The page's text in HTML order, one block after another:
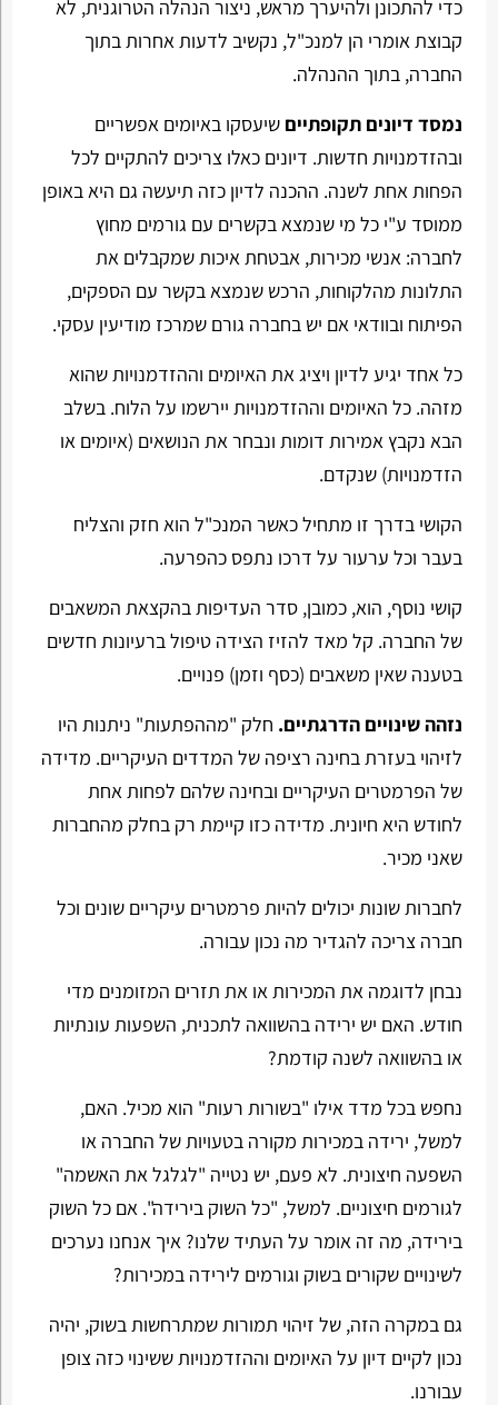
כדי להתכונן ולהיערך מראש, ניצור הנהלה הטרוגנית, לא
קבוצת אומרי הן למנכ"ל, נקשיב לדעות אחרות בתוך
החברה, בתוך ההנהלה.
נמסד דיונים תקופתיים שיעסקו באיומים אפשריים
ובהזדמנויות חדשות. דיונים כאלו צריכים להתקיים לכל
הפחות אחת לשנה. ההכנה לדיון כזה תיעשה גם היא באופן
ממוסד ע"י כל מי שנמצא בקשרים עם גורמים מחוץ
לחברה: אנשי מכירות, אבטחת איכות שמקבלים את
התלונות מהלקוחות, הרכש שנמצא בקשר עם הספקים,
הפיתוח ובוודאי אם יש בחברה גורם שמרכז מודיעין עסקי.
כל אחד יגיע לדיון ויציג את האיומים וההזדמנויות שהוא
מזהה. כל האיומים וההזדמנויות יירשמו על הלוח. בשלב
הבא נקבץ אמירות דומות ונבחר את הנושאים (איומים או
הזדמנויות) שנקדם.
הקושי בדרך זו מתחיל כאשר המנכ"ל הוא חזק והצליח
בעבר וכל ערעור על דרכו נתפס כהפרעה.
קושי נוסף, הוא, כמובן, סדר העדיפות בהקצאת המשאבים
של החברה. קל מאד להזיז הצידה טיפול ברעיונות חדשים
בטענה שאין משאבים (כסף וזמן) פנויים.
נזהה שינויים הדרגתיים. חלק "מההפתעות" ניתנות היו
לזיהוי בעזרת בחינה רציפה של המדדים העיקריים. מדידה
של הפרמטרים העיקריים ובחינה שלהם לפחות אחת
לחודש היא חיונית. מדידה כזו קיימת רק בחלק מהחברות
שאני מכיר.
לחברות שונות יכולים להיות פרמטרים עיקריים שונים וכל
חברה צריכה להגדיר מה נכון עבורה.
נבחן לדוגמה את המכירות או את תזרים המזומנים מדי
חודש. האם יש ירידה בהשוואה לתכנית, השפעות עונתיות
או בהשוואה לשנה קודמת?
נחפש בכל מדד אילו "בשורות רעות" הוא מכיל. האם,
למשל, ירידה במכירות מקורה בטעויות של החברה או
השפעה חיצונית. לא פעם, יש נטייה "לגלגל את האשמה"
לגורמים חיצוניים. למשל, "כל השוק בירידה". אם כל השוק
בירידה, מה זה אומר על העתיד שלנו? איך אנחנו נערכים
לשינויים שקורים בשוק וגורמים לירידה במכירות?
גם במקרה הזה, של זיהוי תמורות שמתרחשות בשוק, יהיה
נכון לקיים דיון על האיומים וההזדמנויות ששינוי כזה צופן
עבורנו.